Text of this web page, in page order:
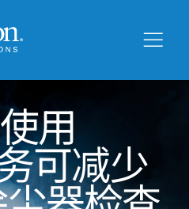
用
可减少